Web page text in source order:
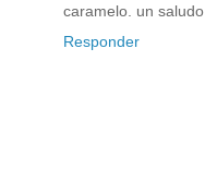
caramelo. un saludo
Responder